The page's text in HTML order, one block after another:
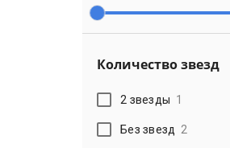
Количество звезд
2 звезды 1
Без звезд 2